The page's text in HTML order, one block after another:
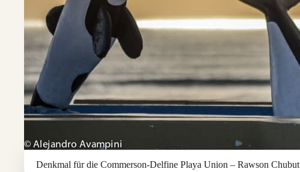
Denkmal für die Commerson-Delfine Playa Union – Rawson Chubut